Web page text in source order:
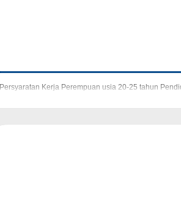
Persyaratan Kerja Perempuan usia 20-25 tahun